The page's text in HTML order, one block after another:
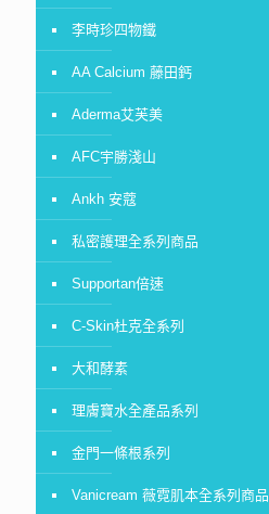
李時珍四物鐵
AA Calcium 藤田鈣
Aderma艾芙美
AFC宇勝淺山
Ankh 安蔻
私密護理全系列商品
Supportan倍速
C-Skin杜克全系列
大和酵素
理膚寶水全產品系列
金門一條根系列
Vanicream 薇霓肌本全系列商品